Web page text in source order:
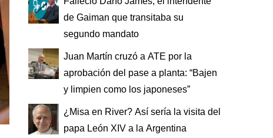
de Gaiman que transitaba su
segundo mandato
Juan Martín cruzó a ATE por la
aprobación del pase a planta: “Bajen
y limpien como los japoneses”
¿Misa en River? Así sería la visita del
papa León XIV a la Argentina